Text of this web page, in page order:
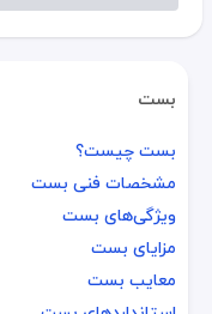
بست
بست چیست؟
مشخصات فنی بست
ویژگی‌های بست
مزایای بست
معایب بست
بست چیست؟
مشخصات فنی بست
ویژگی‌های بست
مزایای بست
معایب بست